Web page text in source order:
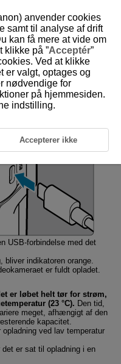
USB-forbindelse med det
bliver indikatoren orange.
er fuldt opladet.
er løbet helt tør for strøm,
(23 °C). Den tid,
meget, afhængigt af den
kapacitet.
ved lav temperatur
er sat til opladning i en
anvender cookies
samt til analyse af drift
kan få mere at vide om
klikke på ”Acceptér”
Ved at klikke
er valgt, optages og
nødvendige for
på hjemmesiden.
indstilling.
Accepterer ikke